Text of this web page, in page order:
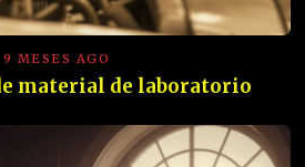
9 MESES AGO
material de laboratorio